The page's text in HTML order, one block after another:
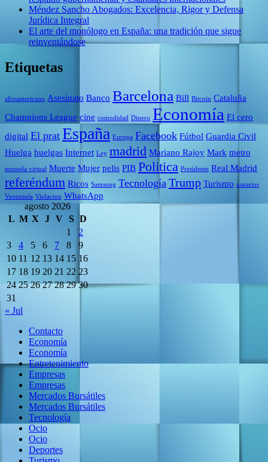
Méndez Sancho Abogados: Excelencia, Rigor y Defensa
Jurídica Integral
El arte del monólogo en España: una tradición que sigue
reinventándose
Etiquetas
afroamericano Asesinato Banco Barcelona Bill Bitcoin Cataluña
Champions League cine comodidad Dinero Economía El cero
digital El prat España Europa Facebook Fútbol Guardia Civil
Huelga huelgas Internet Ley madrid Mariano Rajoy Mark metro
moneda virtual Muerte Mujer pelis PIB Politica Presidente Real Madrid
referéndum Ricos Samsung Tecnología Trump Turismo usuarios
Venezuela Violacion WhatsApp
agosto 2026
L M X J V S D
1
2
3
4 5 6 7 8
9
10 11 12 13 14 15 16
17 18 19 20 21 22 23
24 25 26 27 28 29 30
31
« Jul
Contacto
Economía
Economía
Entretenimiento
Empresas
Empresas
Mercados Bursátiles
Mercados Bursátiles
Tecnología
Ocio
Ocio
Deportes